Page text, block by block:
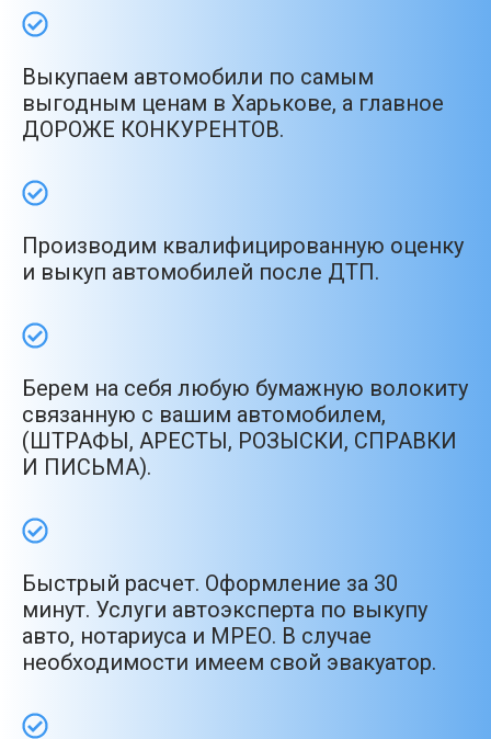
Выкупаем автомобили по самым
выгодным ценам в Харькове, а главное
ДОРОЖЕ КОНКУРЕНТОВ.
Производим квалифицированную оценку
и выкуп автомобилей после ДТП.
Берем на себя любую бумажную волокиту
связанную с вашим автомобилем,
(ШТРАФЫ, АРЕСТЫ, РОЗЫСКИ, СПРАВКИ
И ПИСЬМА).
Быстрый расчет. Оформление за 30
минут. Услуги автоэксперта по выкупу
авто, нотариуса и МРЕО. В случае
необходимости имеем свой эвакуатор.